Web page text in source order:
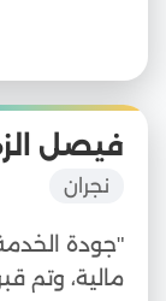
فيصل
نجران
"جودة
مالية، وتم